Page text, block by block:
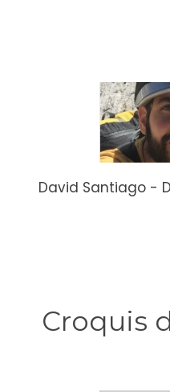
David Santiago -
Croquis